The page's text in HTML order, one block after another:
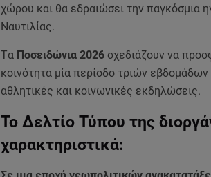
χώρου και θα εδραιώσει την παγκόσμια
Ναυτιλίας.
Tα Ποσειδώνια 2026 σχεδιάζουν να
κοινότητα μία περίοδο τριών
αθλητικές και κοινωνικές εκδηλώσεις.
Το Δελτίο Τύπου της
χαρακτηριστικά: